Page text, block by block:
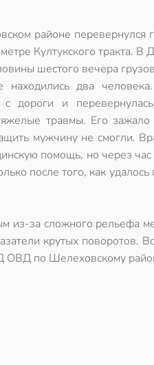
районе перевернулся
Култукского тракта. В
шестого вечера
два
с дороги и
травмы. Его
мужчину не смогли.
помощь, но через
после того, как
за сложного рельефа
крутых поворотов.
ОВД по Шелеховскому